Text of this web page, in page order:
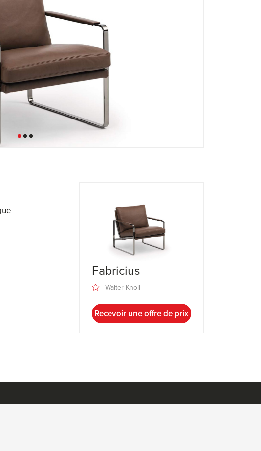
Fabricius
Walter Knoll
Recevoir une offre de prix